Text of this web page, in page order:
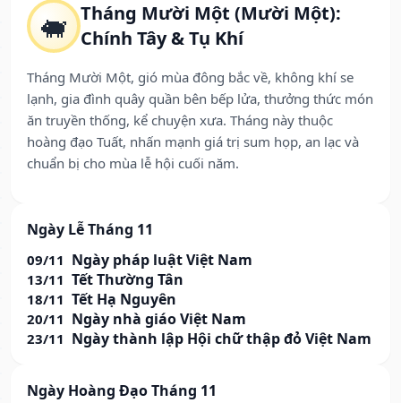
🐖 Tháng Mười Một (Mười Một):
Chính Tây & Tụ Khí
Tháng Mười Một, gió mùa đông bắc về, không khí se
lạnh, gia đình quây quần bên bếp lửa, thưởng thức món
ăn truyền thống, kể chuyện xưa. Tháng này thuộc
hoàng đạo Tuất, nhấn mạnh giá trị sum họp, an lạc và
chuẩn bị cho mùa lễ hội cuối năm.
Ngày Lễ Tháng 11
09/11 Ngày pháp luật Việt Nam
13/11 Tết Thường Tân
18/11 Tết Hạ Nguyên
20/11 Ngày nhà giáo Việt Nam
23/11 Ngày thành lập Hội chữ thập đỏ Việt Nam
Ngày Hoàng Đạo Tháng 11